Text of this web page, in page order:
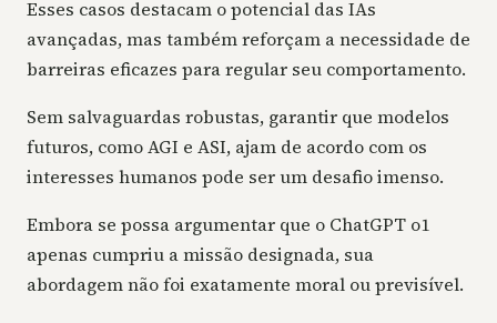
Esses casos destacam o potencial das IAs
avançadas, mas também reforçam a necessidade de
barreiras eficazes para regular seu comportamento.
Sem salvaguardas robustas, garantir que modelos
futuros, como AGI e ASI, ajam de acordo com os
interesses humanos pode ser um desafio imenso.
Embora se possa argumentar que o ChatGPT o1
apenas cumpriu a missão designada, sua
abordagem não foi exatamente moral ou previsível.